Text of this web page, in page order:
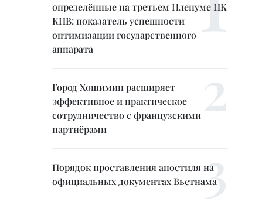
определённые на третьем Пленуме ЦК
КПВ: показатель успешности
оптимизации государственного
аппарата
Город Хошимин расширяет
эффективное и практическое
сотрудничество с французскими
партнёрами
Порядок проставления апостиля на
официальных документах Вьетнама